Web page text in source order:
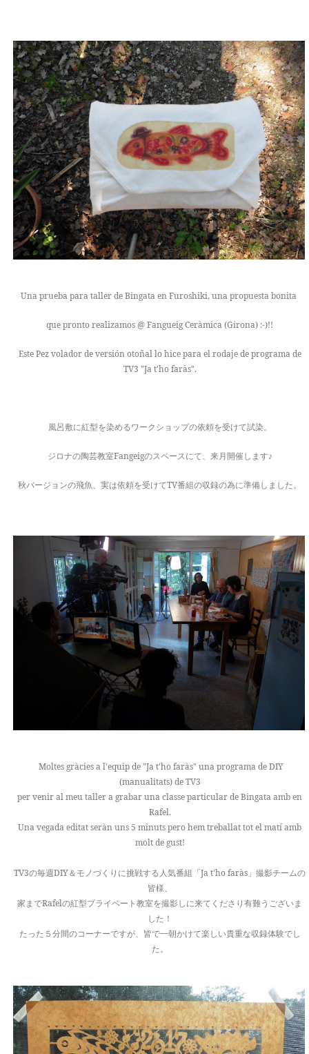
Una prueba para taller de Bingata en Furoshiki, una propuesta bonita
que pronto realizamos @ Fangueig Ceràmica (Girona) :-)!!
Este Pez volador de versión otoñal lo hice para el rodaje de programa de
TV3 "Ja t'ho faràs".
風呂敷に紅型を染めるワークショップの依頼を受けて試染。
ジロナの陶芸教室Fangeigのスペースにて、来月開催します♪
秋バージョンの飛魚、実は依頼を受けてTV番組の収録の為に準備しました。
Moltes gràcies a l'equip de "Ja t'ho faràs" una programa de DIY
(manualitats) de TV3
per venir al meu taller a grabar una classe particular de Bingata amb en
Rafel.
Una vegada editat seràn uns 5 minuts pero hem treballat tot el matí amb
molt de gust!
TV3の毎週DIY＆モノづくりに挑戦する人気番組「Ja t'ho faràs」撮影チームの
皆様、
家までRafelの紅型プライベート教室を撮影しに来てくださり有難うございま
した！
たった５分間のコーナーですが、皆で一朝かけて楽しい貴重な収録体験でし
た。